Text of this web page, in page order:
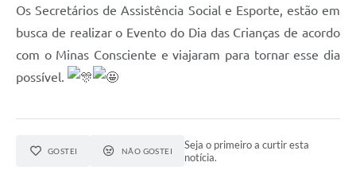
Os Secretários de Assistência Social e Esporte, estão em
busca de realizar o Evento do Dia das Crianças de acordo
com o Minas Consciente e viajaram para tornar esse dia
possível.
GOSTEI NÃO GOSTEI
Seja o primeiro a curtir esta
notícia.